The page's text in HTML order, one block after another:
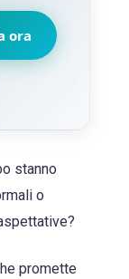
ora
stanno
o
promette